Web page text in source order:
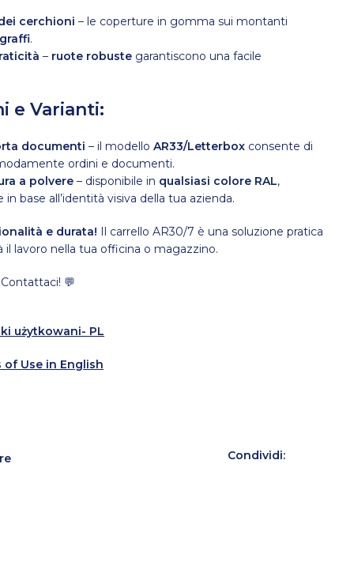
cerchioni – le coperture in gomma sui montanti
.
– ruote robuste garantiscono una facile
e Varianti:
documenti – il modelloAR33/Letterbox consente di
ordini e documenti.
a polvere – disponibile in qualsiasi colore RAL,
in base all’identità visiva della tua azienda.
e durata! Il carrello AR30/7 è una soluzione pratica
lavoro nella tua officina o magazzino.
💬
użytkowani- PL
of Use in English
Condividi: